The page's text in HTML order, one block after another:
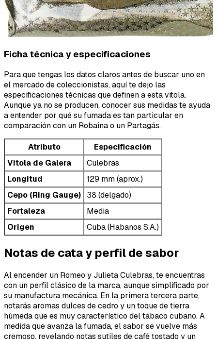
Ficha técnica y especificaciones
Para que tengas los datos claros antes de buscar uno en
el mercado de coleccionistas, aquí te dejo las
especificaciones técnicas que definen a esta vitola.
Aunque ya no se producen, conocer sus medidas te ayuda
a entender por qué su fumada es tan particular en
comparación con un Robaina o un Partagás.
Atributo
Especificación
Vitola de Galera
Culebras
Longitud
129 mm (aprox.)
Cepo (Ring Gauge)
38 (delgado)
Fortaleza
Media
Origen
Cuba (Habanos S.A.)
Notas de cata y perfil de sabor
Al encender un Romeo y Julieta Culebras, te encuentras
con un perfil clásico de la marca, aunque simplificado por
su manufactura mecánica. En la primera tercera parte,
notarás aromas dulces de cedro y un toque de tierra
húmeda que es muy característico del tabaco cubano. A
medida que avanza la fumada, el sabor se vuelve más
cremoso, revelando notas sutiles de café tostado y un